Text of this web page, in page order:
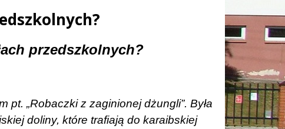
przedszkolnych?
pt. „Robaczki z zaginionej dżungli”. Była
doliny, które trafiają do karaibskiej